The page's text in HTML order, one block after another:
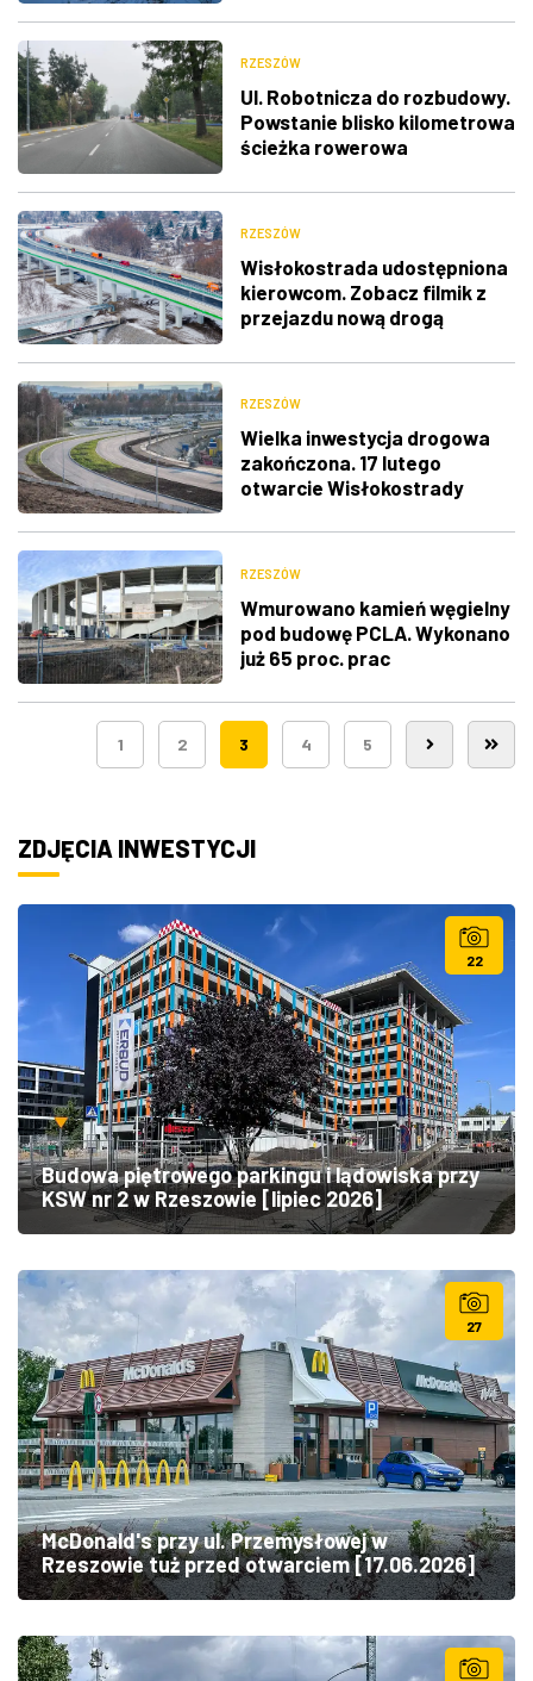
RZESZÓW
Ul. Robotnicza do rozbudowy.
Powstanie blisko kilometrowa
ścieżka rowerowa
RZESZÓW
Wisłokostrada udostępniona
kierowcom. Zobacz filmik z
przejazdu nową drogą
RZESZÓW
Wielka inwestycja drogowa
zakończona. 17 lutego
otwarcie Wisłokostrady
RZESZÓW
Wmurowano kamień węgielny
pod budowę PCLA. Wykonano
już 65 proc. prac
1 2 3 4 5
ZDJĘCIA INWESTYCJI
22
Budowa piętrowego parkingu i lądowiska przy
KSW nr 2 w Rzeszowie [lipiec 2026]
27
McDonald's przy ul. Przemysłowej w
Rzeszowie tuż przed otwarciem [17.06.2026]